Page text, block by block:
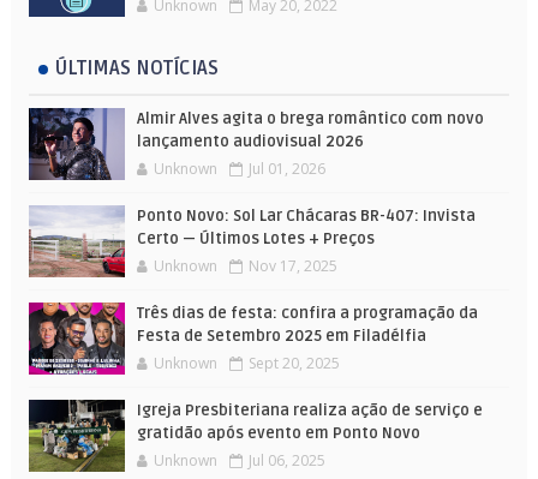
Unknown May 20, 2022
ÚLTIMAS NOTÍCIAS
Almir Alves agita o brega romântico com novo
lançamento audiovisual 2026
Unknown Jul 01, 2026
Ponto Novo: Sol Lar Chácaras BR-407: Invista
Certo — Últimos Lotes + Preços
Unknown Nov 17, 2025
Três dias de festa: confira a programação da
Festa de Setembro 2025 em Filadélfia
Unknown Sept 20, 2025
Igreja Presbiteriana realiza ação de serviço e
gratidão após evento em Ponto Novo
Unknown Jul 06, 2025